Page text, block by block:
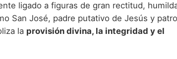
ligado a figuras de gran rectitud,
San José, padre putativo de Jesús y
la provisión divina, la integridad y el